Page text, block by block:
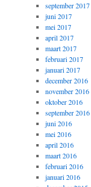
september 2017
juni 2017
mei 2017
april 2017
maart 2017
februari 2017
januari 2017
december 2016
november 2016
oktober 2016
september 2016
juni 2016
mei 2016
april 2016
maart 2016
februari 2016
januari 2016